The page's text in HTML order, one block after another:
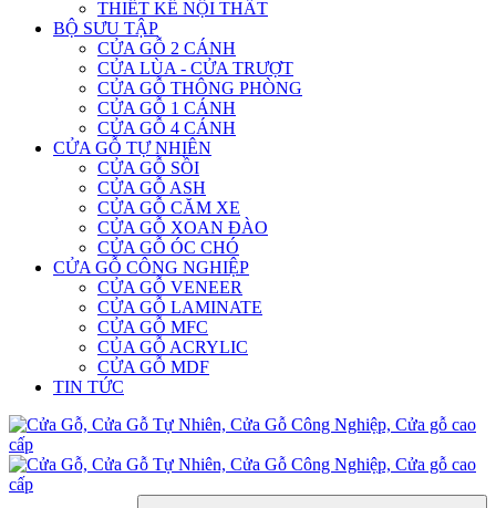
THIẾT KẾ NỘI THẤT
BỘ SƯU TẬP
CỬA GỖ 2 CÁNH
CỬA LÙA - CỬA TRƯỢT
CỬA GỖ THÔNG PHÒNG
CỬA GỖ 1 CÁNH
CỬA GỖ 4 CÁNH
CỬA GỖ TỰ NHIÊN
CỬA GỖ SỒI
CỬA GỖ ASH
CỬA GỖ CĂM XE
CỬA GỖ XOAN ĐÀO
CỬA GỖ ÓC CHÓ
CỬA GỖ CÔNG NGHIỆP
CỬA GỖ VENEER
CỬA GỖ LAMINATE
CỬA GỖ MFC
CỦA GỖ ACRYLIC
CỬA GỖ MDF
TIN TỨC